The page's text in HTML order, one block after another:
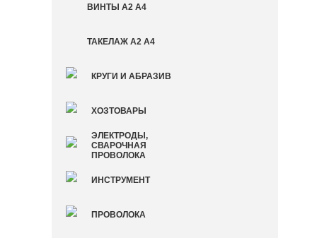
ВИНТЫ А2 А4
ТАКЕЛАЖ А2 А4
КРУГИ И АБРАЗИВ
ХОЗТОВАРЫ
ЭЛЕКТРОДЫ,
СВАРОЧНАЯ
ПРОВОЛОКА
ИНСТРУМЕНТ
ПРОВОЛОКА